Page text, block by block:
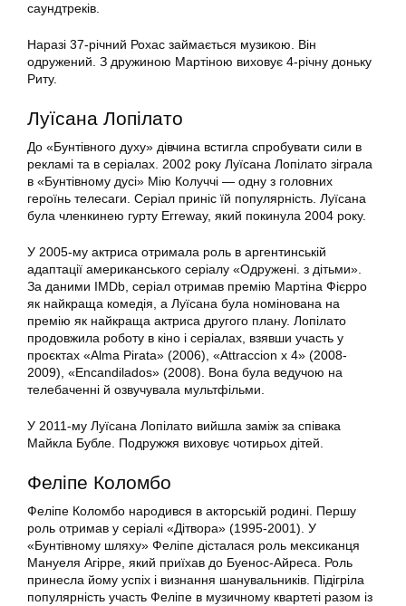
саундтреків.
Наразі 37-річний Рохас займається музикою. Він
одружений. З дружиною Мартіною виховує 4-річну доньку
Риту.
Луїсана Лопілато
До «Бунтівного духу» дівчина встигла спробувати сили в
рекламі та в серіалах. 2002 року Луїсана Лопілато зіграла
в «Бунтівному дусі» Мію Колуччі — одну з головних
героїнь телесаги. Серіал приніс їй популярність. Луїсана
була членкинею гурту Erreway, який покинула 2004 року.
У 2005-му актриса отримала роль в аргентинській
адаптації американського серіалу «Одружені. з дітьми».
За даними IMDb, серіал отримав премію Мартіна Фієрро
як найкраща комедія, а Луїсана була номінована на
премію як найкраща актриса другого плану. Лопілато
продовжила роботу в кіно і серіалах, взявши участь у
проєктах «Alma Pirata» (2006), «Attraccion x 4» (2008-
2009), «Encandilados» (2008). Вона була ведучою на
телебаченні й озвучувала мультфільми.
У 2011-му Луїсана Лопілато вийшла заміж за співака
Майкла Бубле. Подружжя виховує чотирьох дітей.
Феліпе Коломбо
Феліпе Коломбо народився в акторській родині. Першу
роль отримав у серіалі «Дітвора» (1995-2001). У
«Бунтівному шляху» Феліпе дісталася роль мексиканця
Мануеля Агірре, який приїхав до Буенос-Айреса. Роль
принесла йому успіх і визнання шанувальників. Підігріла
популярність участь Феліпе в музичному квартеті разом із